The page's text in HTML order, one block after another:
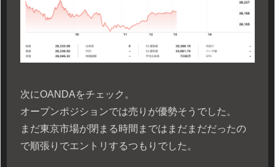
次にOANDAをチェック。
オープンポジションでは売りが優勢そうでした。
まだ東京市場が閉まる時間まではまだまだだったの
で順張りでエントリするつもりでした。